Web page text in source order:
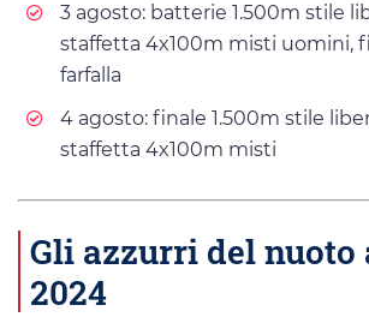
3 agosto: batterie 1.500m stile
staffetta 4x100m misti uomini,
farfalla
4 agosto: finale 1.500m stile
staffetta 4x100m misti
Gli azzurri del nuoto
2024